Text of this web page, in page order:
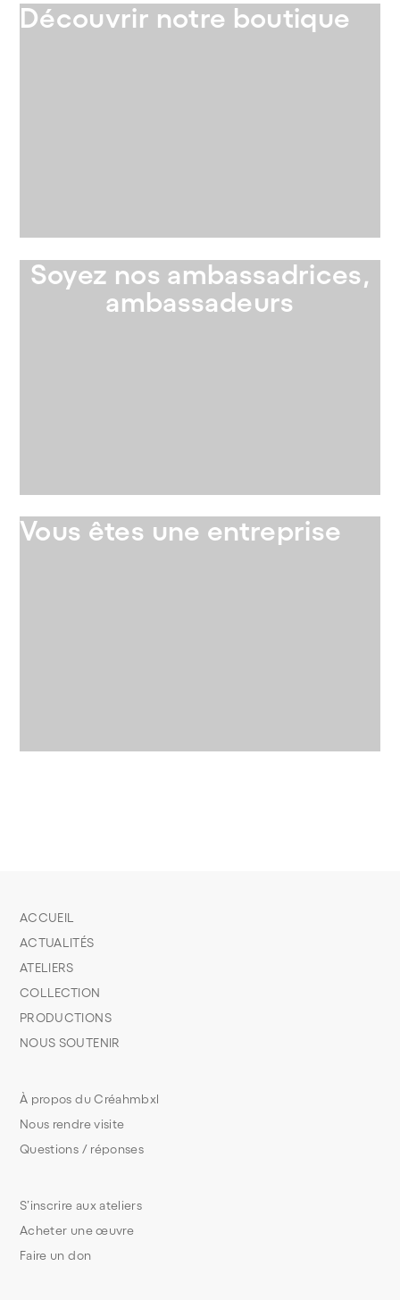
Découvrir notre boutique
Soyez nos ambassadrices,
ambassadeurs
Vous êtes une entreprise
S’inscrire aux ateliers
Acheter une œuvre
Faire un don
À propos du Créahmbxl
Nous rendre visite
Questions / réponses
ACCUEIL
ACTUALITÉS
ATELIERS
COLLECTION
PRODUCTIONS
NOUS SOUTENIR